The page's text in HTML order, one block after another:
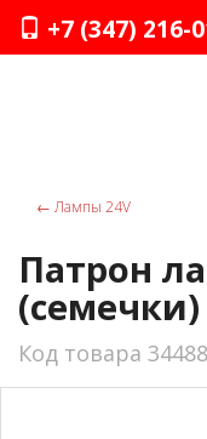
+7 (347) 216-
←Лампы 24V
Патрон
Код товара 34488